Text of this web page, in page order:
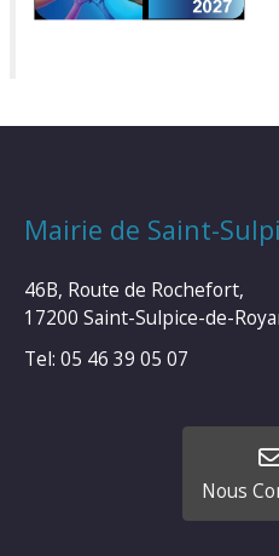
Mairie de Saint-
46B, Route de Rochefort,
17200 Saint-Sulpice-de-
Tel: 05 46 39 05 07
Nous